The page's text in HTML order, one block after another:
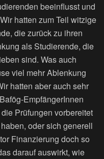
beeinflusst und
hatten zum Teil witzige
die zurück zu ihren
als Studierende, die
sind. Was auch
viel mehr Ablenkung
hatten aber auch sehr
EmpfängerInnen
Prüfungen vorbereitet
oder sich generell
Finanzierung doch so
darauf auswirkt, wie